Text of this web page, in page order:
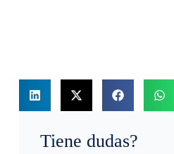
Tiene dudas?